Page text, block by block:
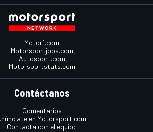
Motor1.com
Motorsportjobs.com
Autosport.com
Motorsportstats.com
Contáctanos
Comentarios
en Motorsport.com
Contacta con el equipo